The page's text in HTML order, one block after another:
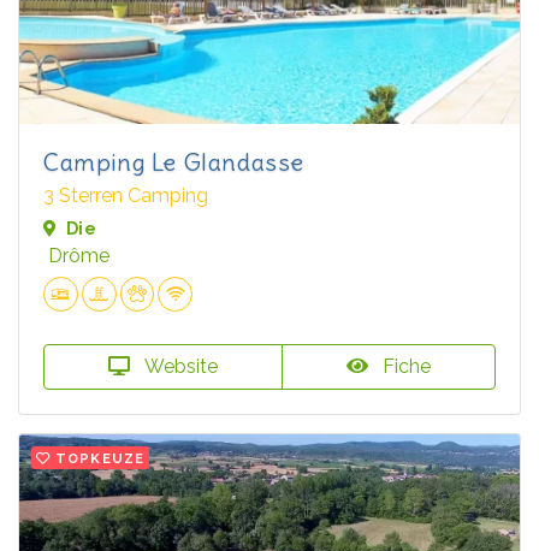
Camping Le Glandasse
3 Sterren Camping
Die
Drôme
Website Fiche
TOPKEUZE